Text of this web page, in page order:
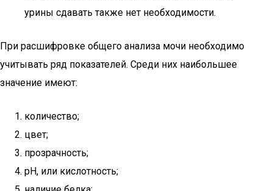
урины сдавать также нет необходимости.
При расшифровке общего анализа мочи необходимо
учитывать ряд показателей. Среди них наибольшее
значение имеют:
количество;
цвет;
прозрачность;
pH, или кислотность;